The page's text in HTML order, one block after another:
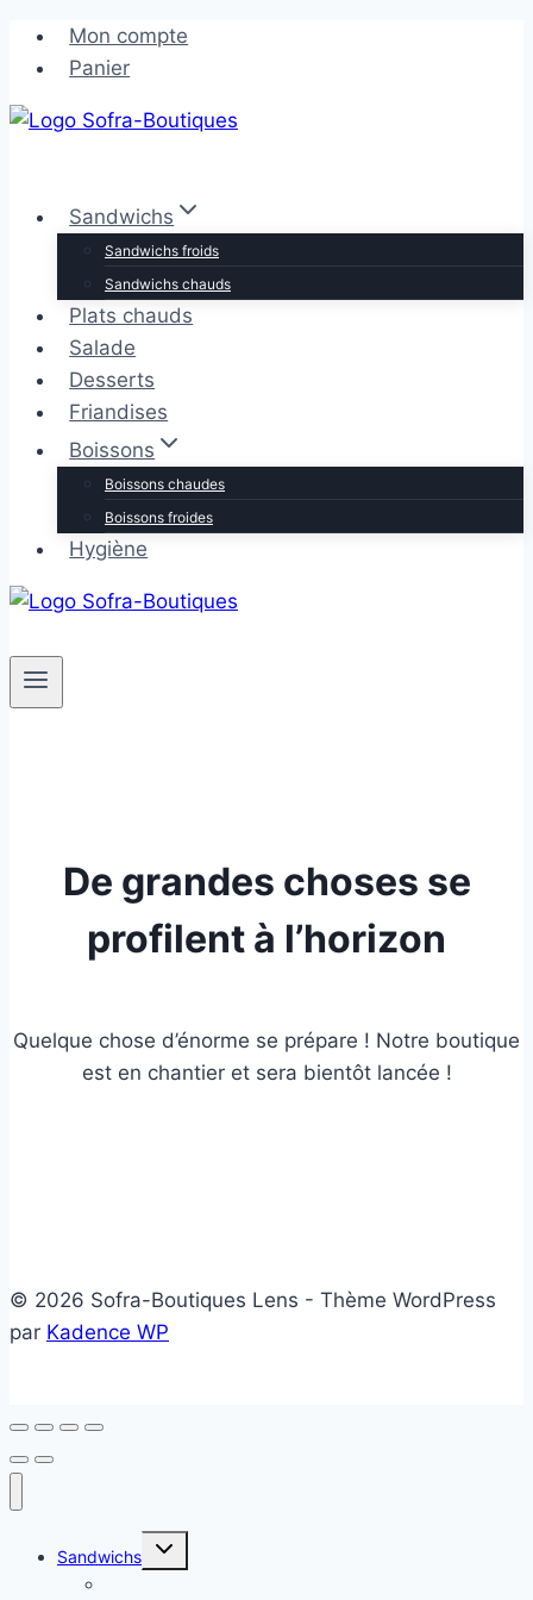
Aller
contenu
Aller
contenu
Mon compte
Panier
Sandwichs
Sandwichs froids
Sandwichs chauds
Plats chauds
Salade
Desserts
Friandises
Boissons
Boissons chaudes
Boissons froides
Hygiène
De grandes choses se
profilent à l’horizon
Quelque chose d’énorme se prépare ! Notre boutique
est en chantier et sera bientôt lancée !
© 2026 Sofra-Boutiques Lens - Thème WordPress
par Kadence WP
Sandwichs
Ouvrir/fermer